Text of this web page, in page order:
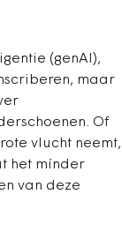
(genAI),
maar
Of
vlucht neemt,
het mínder
van deze